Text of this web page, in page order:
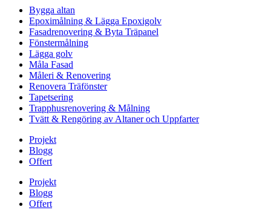
Bygga altan
Epoximålning & Lägga Epoxigolv
Fasadrenovering & Byta Träpanel
Fönstermålning
Lägga golv
Måla Fasad
Måleri & Renovering
Renovera Träfönster
Tapetsering
Trapphusrenovering & Målning
Tvätt & Rengöring av Altaner och Uppfarter
Projekt
Blogg
Offert
Projekt
Blogg
Offert